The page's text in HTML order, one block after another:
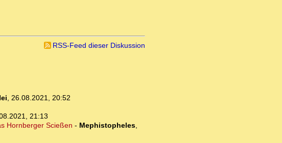
RSS-Feed dieser Diskussion
, 26.08.2021, 20:52
21:13
Hornberger Scießen - Mephistopheles,